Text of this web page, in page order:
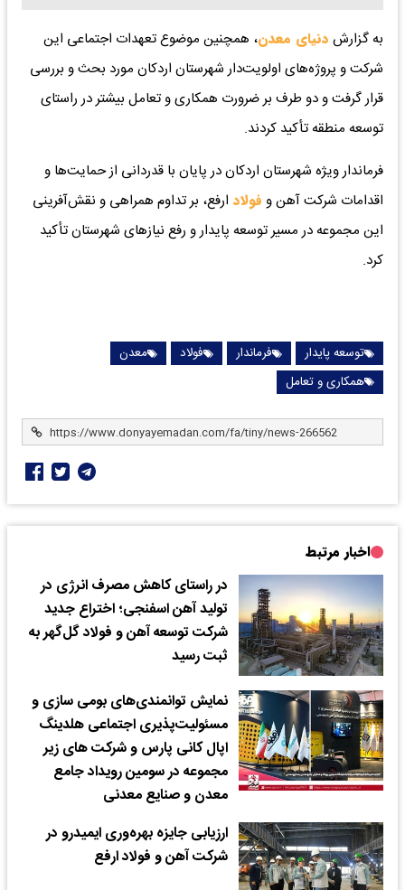
به گزارش دنیای معدن، همچنین موضوع تعهدات اجتماعی این
شرکت و پروژه‌های اولویت‌دار شهرستان اردکان مورد بحث و بررسی
قرار گرفت و دو طرف بر ضرورت همکاری و تعامل بیشتر در راستای
توسعه منطقه تأکید کردند.
فرماندار ویژه شهرستان اردکان در پایان با قدردانی از حمایت‌ها و
اقدامات شرکت آهن و فولاد ارفع، بر تداوم همراهی و نقش‌آفرینی
این مجموعه در مسیر توسعه پایدار و رفع نیازهای شهرستان تأکید
کرد.
توسعه پایدار فرماندار فولاد
معدن
همکاری و تعامل
اخبار مرتبط
در راستای کاهش مصرف انرژی در
تولید آهن اسفنجی؛ اختراع جدید
شرکت توسعه آهن و فولاد گل‌گهر به
ثبت رسید
نمایش توانمندی‌های بومی سازی و
مسئولیت‌پذیری اجتماعی هلدینگ
اپال کانی پارس و شرکت های زیر
مجموعه در سومین رویداد جامع
معدن و صنایع معدنی
ارزیابی جایزه بهره‌وری ایمیدرو در
شرکت آهن و فولاد ارفع